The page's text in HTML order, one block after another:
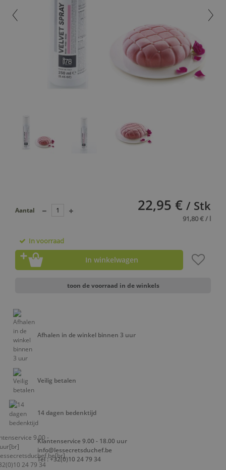
22,95 € / Stk
91,80 € / l
Aantal
In voorraad
In winkelwagen
toon de voorraad in de winkels
Afhalen in de winkel binnen 3 uur
Veilig betalen
14 dagen bedenktijd
Klantenservice 9.00 - 18.00 uur
info@lessecretsduchef.be
Tel : +32(0)10 24 79 34